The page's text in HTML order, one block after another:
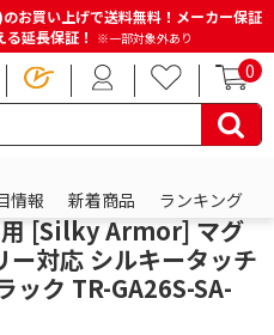
お買い上げで送料無料！メーカー保証
延長保証！ ※一部対象外あり
0
情報 新着商品 ランキング
ホアクセサリー
用 [Silky Armor] マグ
ー対応 シルキータッチ
ック TR-GA26S-SA-